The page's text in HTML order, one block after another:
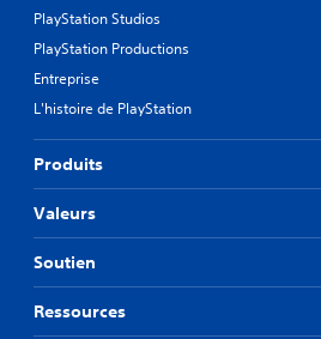
PlayStation Studios
PlayStation Productions
Entreprise
L'histoire de PlayStation
Produits
Valeurs
Soutien
Ressources